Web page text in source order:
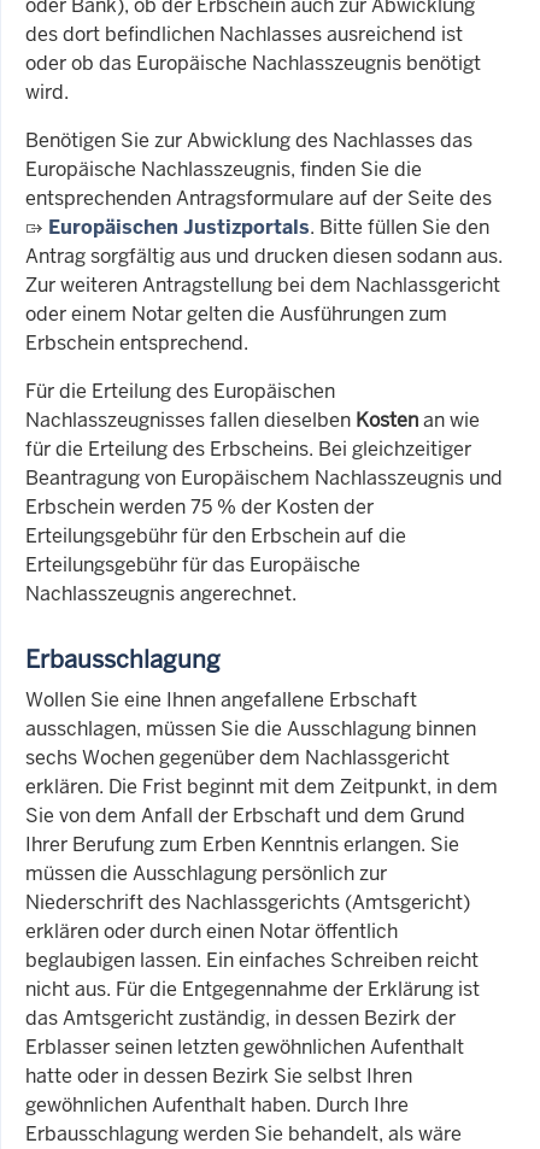
oder Bank), ob der Erbschein auch zur Abwicklung
des dort befindlichen Nachlasses ausreichend ist
oder ob das Europäische Nachlasszeugnis benötigt
wird.
Benötigen Sie zur Abwicklung des Nachlasses das
Europäische Nachlasszeugnis, finden Sie die
entsprechenden Antragsformulare auf der Seite des
Europäischen Justizportals. Bitte füllen Sie den
Antrag sorgfältig aus und drucken diesen sodann aus.
Zur weiteren Antragstellung bei dem Nachlassgericht
oder einem Notar gelten die Ausführungen zum
Erbschein entsprechend.
Für die Erteilung des Europäischen
Nachlasszeugnisses fallen dieselben Kostenan wie
für die Erteilung des Erbscheins. Bei gleichzeitiger
Beantragung von Europäischem Nachlasszeugnis und
Erbschein werden 75 % der Kosten der
Erteilungsgebühr für den Erbschein auf die
Erteilungsgebühr für das Europäische
Nachlasszeugnis angerechnet.
Erbausschlagung
Wollen Sie eine Ihnen angefallene Erbschaft
ausschlagen, müssen Sie die Ausschlagung binnen
sechs Wochen gegenüber dem Nachlassgericht
erklären. Die Frist beginnt mit dem Zeitpunkt, in dem
Sie von dem Anfall der Erbschaft und dem Grund
Ihrer Berufung zum Erben Kenntnis erlangen. Sie
müssen die Ausschlagung persönlich zur
Niederschrift des Nachlassgerichts (Amtsgericht)
erklären oder durch einen Notar öffentlich
beglaubigen lassen. Ein einfaches Schreiben reicht
nicht aus. Für die Entgegennahme der Erklärung ist
das Amtsgericht zuständig, in dessen Bezirk der
Erblasser seinen letzten gewöhnlichen Aufenthalt
hatte oder in dessen Bezirk Sie selbst Ihren
gewöhnlichen Aufenthalt haben. Durch Ihre
Erbausschlagung werden Sie behandelt, als wäre